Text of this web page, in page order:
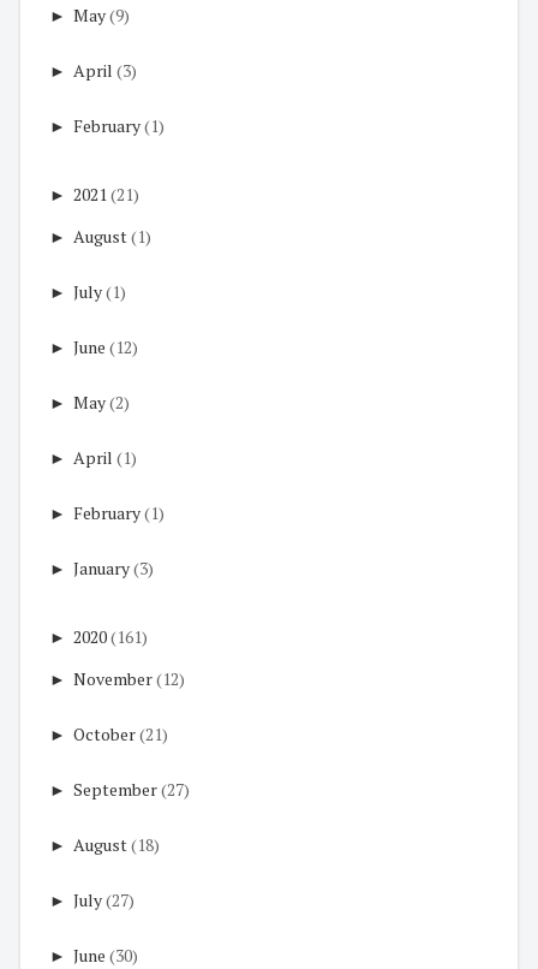
► May(9)
► April (3)
► February(1)
► 2021 (21)
► August(1)
► July(1)
► June (12)
► May(2)
► April (1)
► February(1)
► January(3)
► 2020(161)
► November(12)
► October(21)
► September(27)
► August(18)
► July(27)
► June (30)